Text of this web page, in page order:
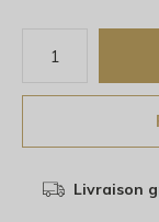
Livraison